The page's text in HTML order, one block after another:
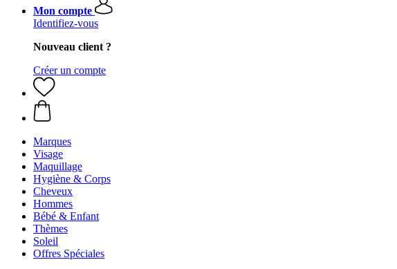
Mon compte
Identifiez-vous
Nouveau client ?
Créer un compte
Marques
Visage
Maquillage
Hygiène & Corps
Cheveux
Hommes
Bébé & Enfant
Thèmes
Soleil
Offres Spéciales